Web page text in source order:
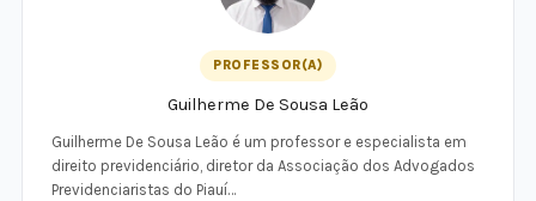
PROFESSOR(A)
Guilherme De Sousa Leão
Guilherme De Sousa Leão é um professor e especialista em
direito previdenciário, diretor da Associação dos Advogados
Previdenciaristas do Piauí…